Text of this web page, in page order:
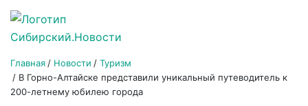
Главная Новости
Туризм
В Горно-Алтайске представили уникальный путеводитель к
200-летнему юбилею города